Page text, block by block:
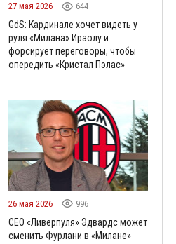
27 мая 2026 644
GdS: Кардинале хочет видеть у
руля «Милана» Ираолу и
форсирует переговоры, чтобы
опередить «Кристал Пэлас»
26 мая 2026 996
CEO «Ливерпуля» Эдвардс может
сменить Фурлани в «Милане»